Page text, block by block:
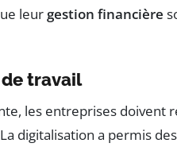
leur gestion financière
travail
les entreprises doivent
digitalisation a permis